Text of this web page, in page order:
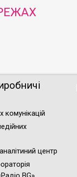
комунікацій
центр